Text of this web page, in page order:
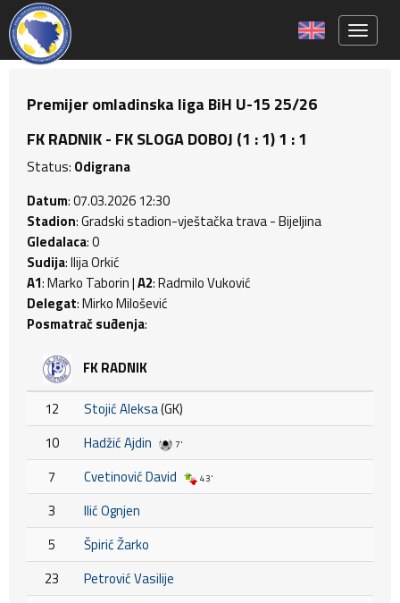
Premijer omladinska liga BiH U-15 25/26
FK RADNIK - FK SLOGA DOBOJ (1 : 1) 1 : 1
Status: Odigrana
Datum: 07.03.2026 12:30
Stadion: Gradski stadion-vještačka trava - Bijeljina
Gledalaca: 0
Sudija: Ilija Orkić
A1: Marko Taborin |A2: Radmilo Vuković
Delegat: Mirko Milošević
Posmatrač suđenja:
FK RADNIK
12 Stojić Aleksa(GK)
10
Hadžić Ajdin 7'
7 Cvetinović David 43'
3
Ilić Ognjen
5
Špirić Žarko
23
Petrović Vasilije